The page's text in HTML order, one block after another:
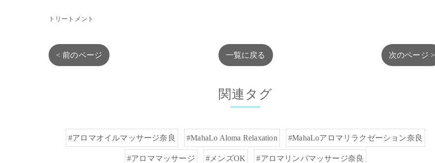
トリートメント
< 前のページ 一覧に戻る 次のページ >
関連タグ
#アロマオイルマッサージ奈良 #MahaLo Aloma Relaxation #MahaLoアロマリラクゼーション奈良
#アロママッサージ #メンズOK #アロマリンパマッサージ奈良